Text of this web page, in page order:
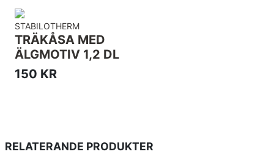
STABILOTHERM
TRÄKÅSA MED
ÄLGMOTIV 1,2 DL
150 KR
RELATERANDE PRODUKTER